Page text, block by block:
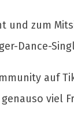
zum
Dance-
auf
viel